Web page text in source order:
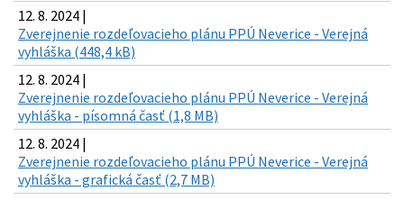
12. 8. 2024 |
Zverejnenie rozdeľovacieho plánu PPÚ Neverice - Verejná
vyhláška (448,4 kB)
12. 8. 2024 |
Zverejnenie rozdeľovacieho plánu PPÚ Neverice - Verejná
vyhláška - písomná časť (1,8 MB)
12. 8. 2024 |
Zverejnenie rozdeľovacieho plánu PPÚ Neverice - Verejná
vyhláška - grafická časť (2,7 MB)